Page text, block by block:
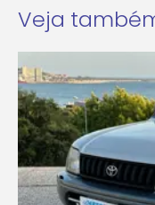
Veja